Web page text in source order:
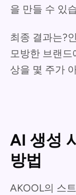
을 만들 수 있
최종 결과는?
모방한 브랜드
상을 몇 주가
AI 생성
방법
AKOOL의 스